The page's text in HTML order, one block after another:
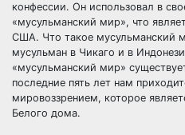
конфессии. Он использовал в
«мусульманский мир», что
США. Что такое мусульманский
мусульман в Чикаго и в
«мусульманский мир»
последние пять лет нам
мировоззрением, которое
Белого дома.